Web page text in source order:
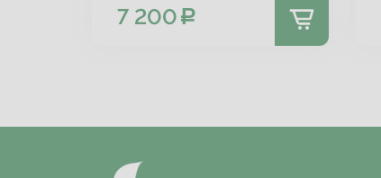
7 200